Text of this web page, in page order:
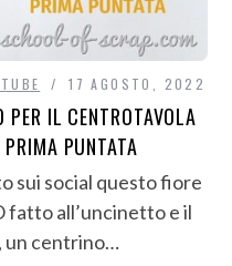
17 AGOSTO, 2022
IL CENTROTAVOLA
PUNTATA
sui social questo fiore
fatto all’uncinetto e il
un centrino…